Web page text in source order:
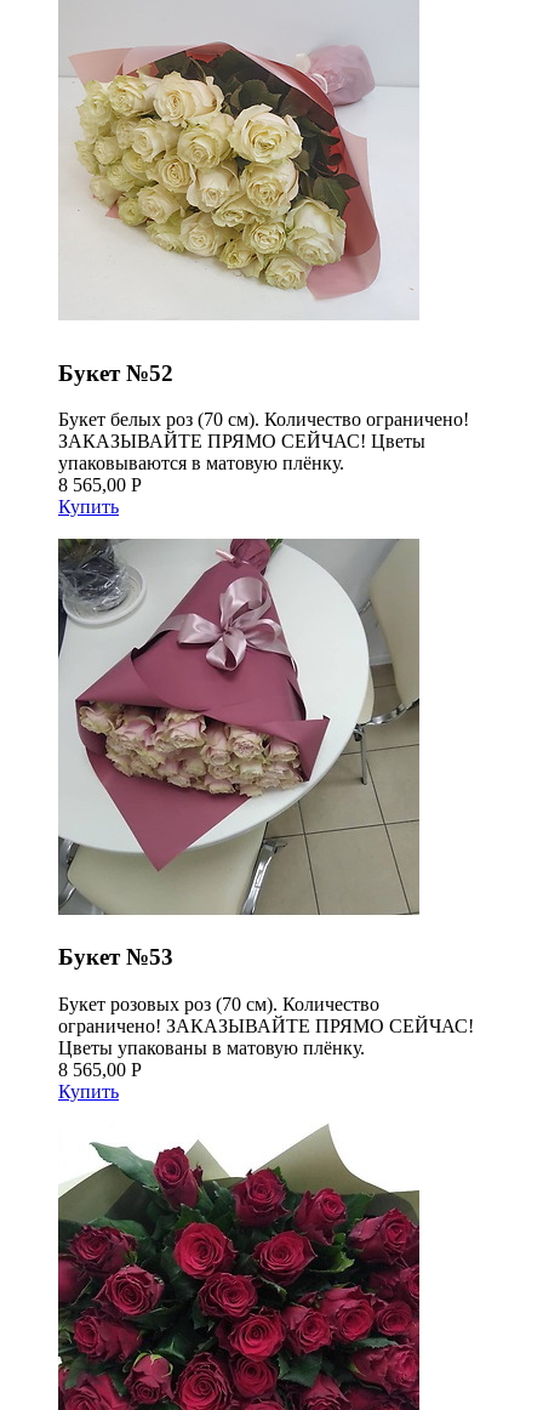
Букет №52
Букет белых роз (70 см). Количество ограничено!
ЗАКАЗЫВАЙТЕ ПРЯМО СЕЙЧАС! Цветы
упаковываются в матовую плёнку.
8 565,00 Р
Купить
Букет №53
Букет розовых роз (70 см). Количество
ограничено! ЗАКАЗЫВАЙТЕ ПРЯМО СЕЙЧАС!
Цветы упакованы в матовую плёнку.
8 565,00 Р
Купить